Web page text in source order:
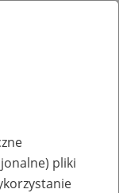
pliki